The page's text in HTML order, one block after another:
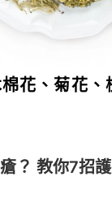
花、菊花
？ 教你7招